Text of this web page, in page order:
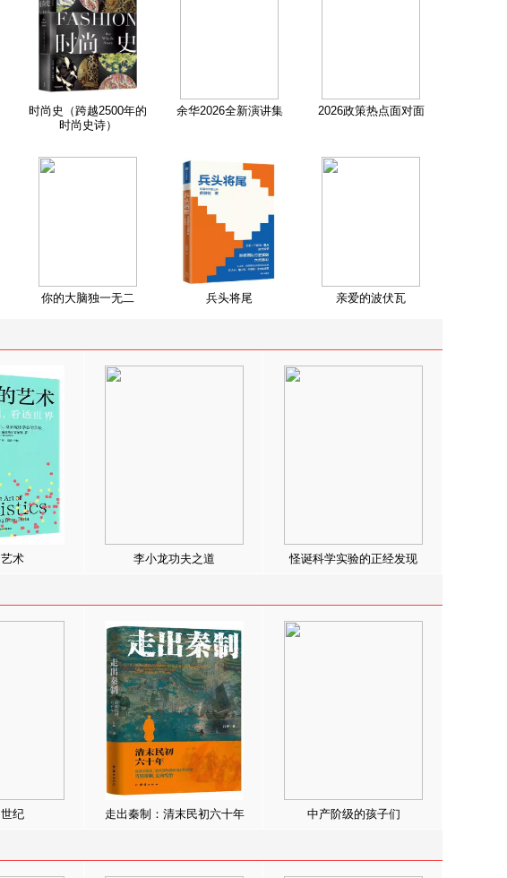
时尚史（跨越2500年的
时尚史诗）
余华2026全新演讲集 2026政策热点面对面
你的大脑独一无二 兵头将尾 亲爱的波伏瓦
术 李小龙功夫之道 怪诞科学实验的正经发现
纪 走出秦制：清末民初六十年 中产阶级的孩子们